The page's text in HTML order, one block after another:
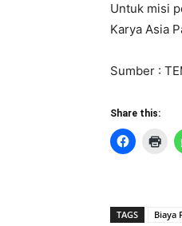
Untuk misi
Karya Asia
Sumber :
Share this:
TAGS Biaya